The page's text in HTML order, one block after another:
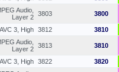
3800
3803
Audio,
Layer 2
3810
3812
AVC 3, High
3810
3813
Audio,
Layer 2
3820
3822
AVC 3, High